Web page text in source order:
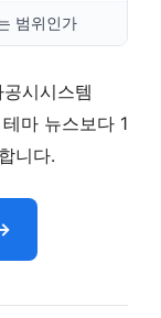
범위인가
시시스템
마 뉴스보다 1
니다.